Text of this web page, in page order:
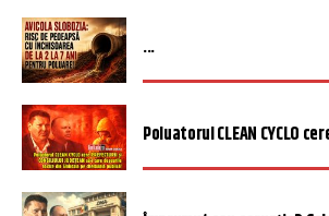
...
Poluatorul CLEAN CYCLO